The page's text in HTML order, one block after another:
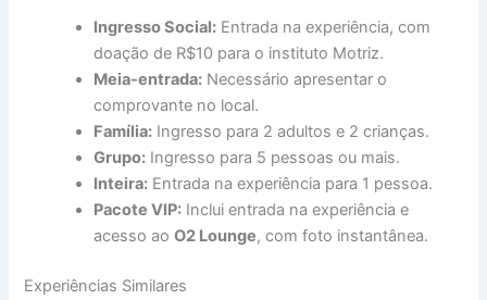
Ingresso Social: Entrada na experiência, com
doação de R$10 para o instituto Motriz.
Meia-entrada: Necessário apresentar o
comprovante no local.
Família: Ingresso para 2 adultos e 2 crianças.
Grupo: Ingresso para 5 pessoas ou mais.
Inteira: Entrada na experiência para 1 pessoa.
Pacote VIP: Inclui entrada na experiência e
acesso aoO2 Lounge, com foto instantânea.
Experiências Similares